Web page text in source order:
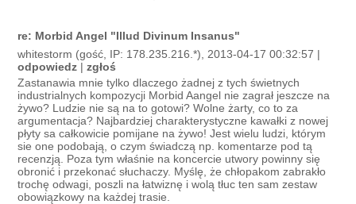
re: Morbid Angel "Illud Divinum Insanus"
whitestorm (gość, IP: 178.235.216.*), 2013-04-17 00:32:57 |
odpowiedz |zgłoś
Zastanawia mnie tylko dlaczego żadnej z tych świetnych
industrialnych kompozycji Morbid Aangel nie zagrał jeszcze na
żywo? Ludzie nie są na to gotowi? Wolne żarty, co to za
argumentacja? Najbardziej charakterystyczne kawałki z nowej
płyty sa całkowicie pomijane na żywo! Jest wielu ludzi, którym
sie one podobają, o czym świadczą np. komentarze pod tą
recenzją. Poza tym właśnie na koncercie utwory powinny się
obronić i przekonać słuchaczy. Myślę, że chłopakom zabrakło
trochę odwagi, poszli na łatwiznę i wolą tłuc ten sam zestaw
obowiązkowy na każdej trasie.